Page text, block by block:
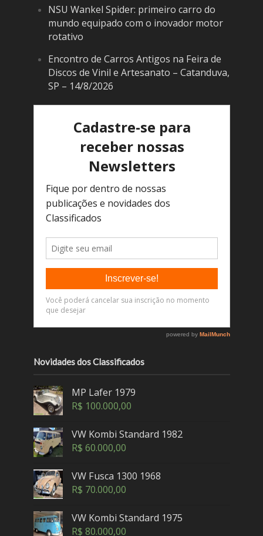
NSU Wankel Spider: primeiro carro do
mundo equipado com o inovador motor
rotativo
Encontro de Carros Antigos na Feira de
Discos de Vinil e Artesanato – Catanduva,
SP – 14/8/2026
Novidades dos Classificados
MP Lafer 1979
R$ 100.000,00
VW Kombi Standard 1982
R$ 60.000,00
VW Fusca 1300 1968
R$ 70.000,00
VW Kombi Standard 1975
R$ 80.000,00